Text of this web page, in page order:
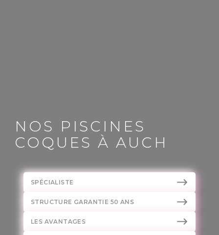
NOS PISCINES
COQUES À AUCH
SPÉCIALISTE
STRUCTURE GARANTIE 50 ANS
LES AVANTAGES